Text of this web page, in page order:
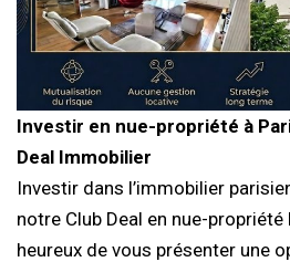
Investir en nue-propriété à
Deal Immobilier
Investir dans l’immobilier
notre Club Deal en nue-propriété
heureux de vous présenter une